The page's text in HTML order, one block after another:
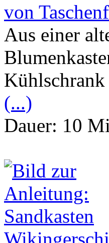
von
Aus einer
Kühlschrank
(...)
Dauer: 10